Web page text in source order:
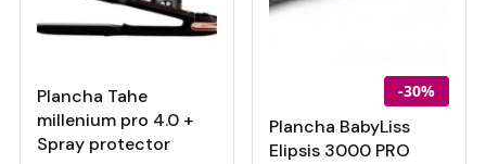
Plancha Tahe
millenium pro 4.0 +
Spray protector
-30%
Plancha BabyLiss
Elipsis 3000 PRO